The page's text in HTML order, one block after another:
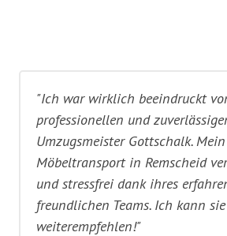
"Ich war wirklich beeindruckt
professionellen und
Umzugsmeister Gottschalk. Mein
Möbeltransport in Remscheid
und stressfrei dank ihres
freundlichen Teams. Ich kann
weiterempfehlen!"